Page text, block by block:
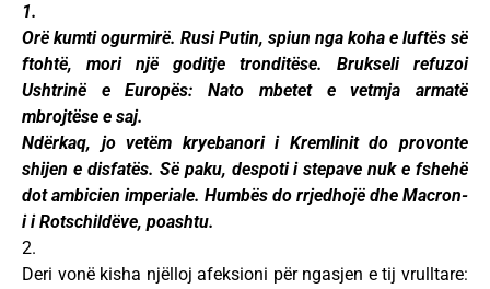
1.
Orë kumti ogurmirë. Rusi Putin, spiun nga koha e luftës së
ftohtë, mori një goditje tronditëse. Brukseli refuzoi
Ushtrinë e Europës: Nato mbetet e vetmja armatë
mbrojtëse e saj.
Ndërkaq, jo vetëm kryebanori i Kremlinit do provonte
shijen e disfatës. Së paku, despoti i stepave nuk e fshehë
dot ambicien imperiale. Humbës do rrjedhojë dhe Macron-
i i Rotschildëve, poashtu.
2.
Deri vonë kisha njëlloj afeksioni për ngasjen e tij vrulltare: